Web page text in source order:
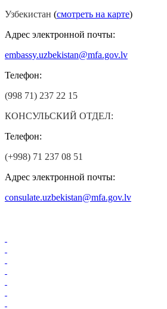
Узбекистан (смотреть на карте)
Адрес электронной почты:
embassy.uzbekistan@mfa.gov.lv
Телефон:
(998 71) 237 22 15
КОНСУЛЬСКИЙ ОТДЕЛ:
Телефон:
(+998) 71 237 08 51
Адрес электронной почты:
consulate.uzbekistan@mfa.gov.lv